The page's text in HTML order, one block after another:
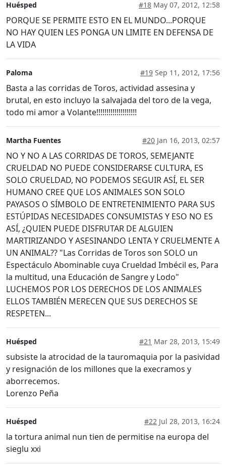
Huésped #18 May 07, 2012, 12:58
PORQUE SE PERMITE ESTO EN EL MUNDO...PORQUE
NO HAY QUIEN LES PONGA UN LIMITE EN DEFENSA DE
LA VIDA
Paloma #19 Sep 11, 2012, 17:56
Basta a las corridas de Toros, actividad assesina y
brutal, en esto incluyo la salvajada del toro de la vega,
todo mi amor a Volante!!!!!!!!!!!!!!!!!!!!
Martha Fuentes #20 Jan 16, 2013, 02:57
NO Y NO A LAS CORRIDAS DE TOROS, SEMEJANTE
CRUELDAD NO PUEDE CONSIDERARSE CULTURA, ES
SOLO CRUELDAD, NO PODEMOS SEGUIR ASÍ, EL SER
HUMANO CREE QUE LOS ANIMALES SON SOLO
PAYASOS O SÍMBOLO DE ENTRETENIMIENTO PARA SUS
ESTÚPIDAS NECESIDADES CONSUMISTAS Y ESO NO ES
ASÍ, ¿QUIEN PUEDE DISFRUTAR DE ALGUIEN
MARTIRIZANDO Y ASESINANDO LENTA Y CRUELMENTE A
UN ANIMAL?? "Las Corridas de Toros son SOLO un
Espectáculo Abominable cuya Crueldad Imbécil es, Para
la multitud, una Educación de Sangre y Lodo"
LUCHEMOS POR LOS DERECHOS DE LOS ANIMALES
ELLOS TAMBIÉN MERECEN QUE SUS DERECHOS SE
RESPETEN...
Huésped #21 Mar 28, 2013, 15:49
subsiste la atrocidad de la tauromaquia por la pasividad
y resignación de los millones que la execramos y
aborrecemos.
Lorenzo Peña
Huésped #22 Jul 28, 2013, 16:24
la tortura animal nun tien de permitise na europa del
sieglu xxi